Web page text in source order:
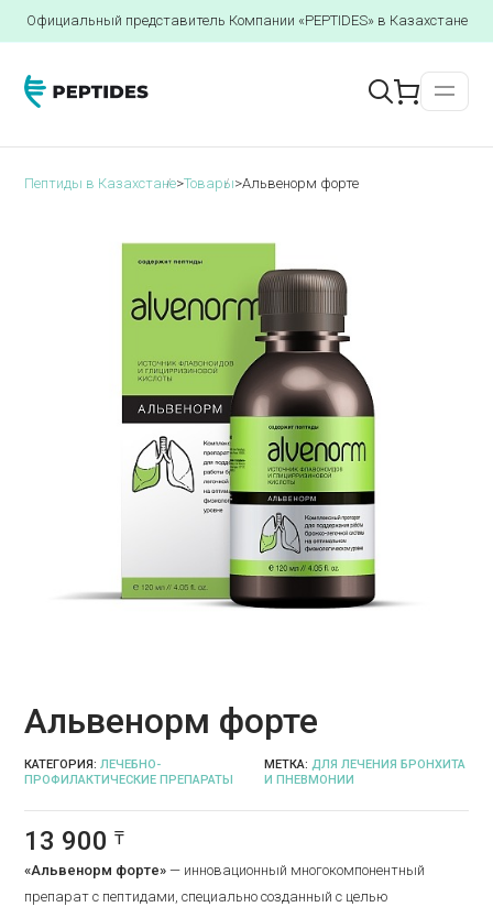
Официальный представитель Компании «PEPTIDES» в Казахстане
Пептиды в Казахстане>Товары>Альвенорм форте
Альвенорм форте
13 900₸
«Альвенорм форте» — инновационный многокомпонентный
препарат с пептидами, специально созданный с целью
КАТЕГОРИЯ:ЛЕЧЕБНО-
ПРОФИЛАКТИЧЕСКИЕ ПРЕПАРАТЫ
МЕТКА: ДЛЯ ЛЕЧЕНИЯ БРОНХИТА
И ПНЕВМОНИИ